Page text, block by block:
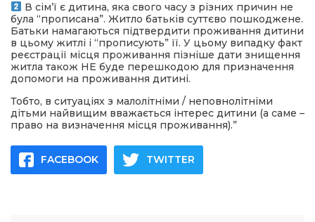
В сім’ї є дитина, яка свого часу з різних причин не
була “прописана”. Житло батьків суттєво пошкоджене.
Батьки намагаються підтвердити проживання дитини
в цьому житлі і “прописують” її. У цьому випадку факт
реєстрації місця проживання пізніше дати знищення
житла також НЕ буде перешкодою для призначення
допомоги на проживання дитині.
Тобто, в ситуаціях з малолітніми / неповнолітніми
дітьми найвищим вважається інтерес дитини (а саме –
право на визначення місця проживання).”
FACEBOOK TWITTER